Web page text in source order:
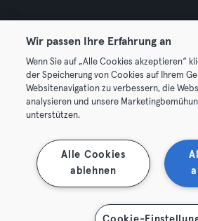
© 2026 Urban Sports Group GmbH.
Conditions générales Politique de
Mentions légales
Se rétracter ici
Wir passen Ihre Erfahrung an
Wenn Sie auf „Alle Cookies akzeptieren“
der Speicherung von Cookies auf Ihrem
Websitenavigation zu verbessern, die
analysieren und unsere
unterstützen.
Alle Cookies
ablehnen